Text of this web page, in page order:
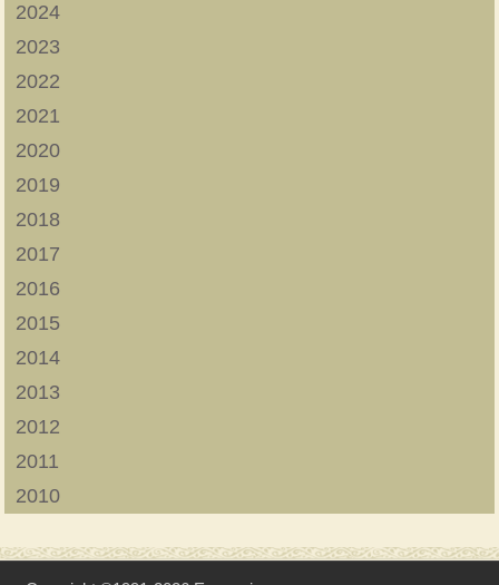
2024
2023
2022
2021
2020
2019
2018
2017
2016
2015
2014
2013
2012
2011
2010